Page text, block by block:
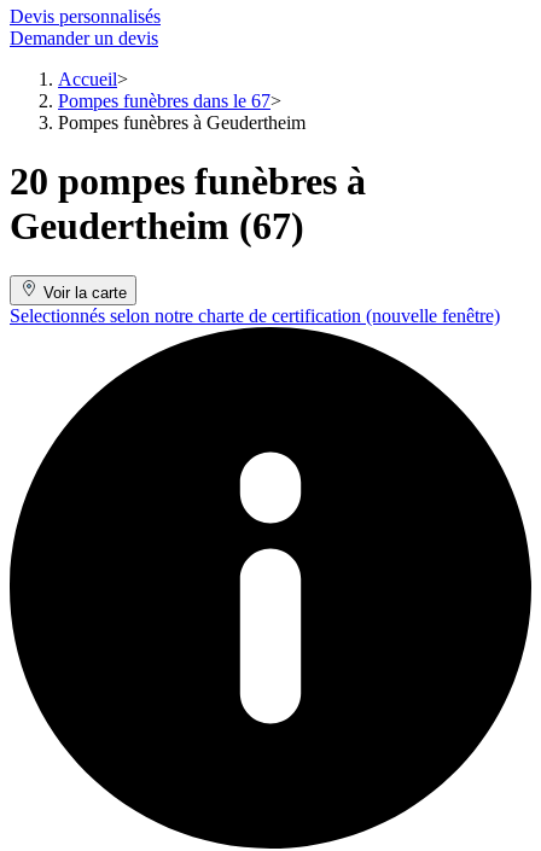
Devis personnalisés
Demander un devis
Accueil
Pompes funèbres dans le 67
Pompes funèbres à Geudertheim
20 pompes funèbres à
Geudertheim (67)
Voir la carte
Selectionnés selon notre charte de certification (nouvelle fenêtre)